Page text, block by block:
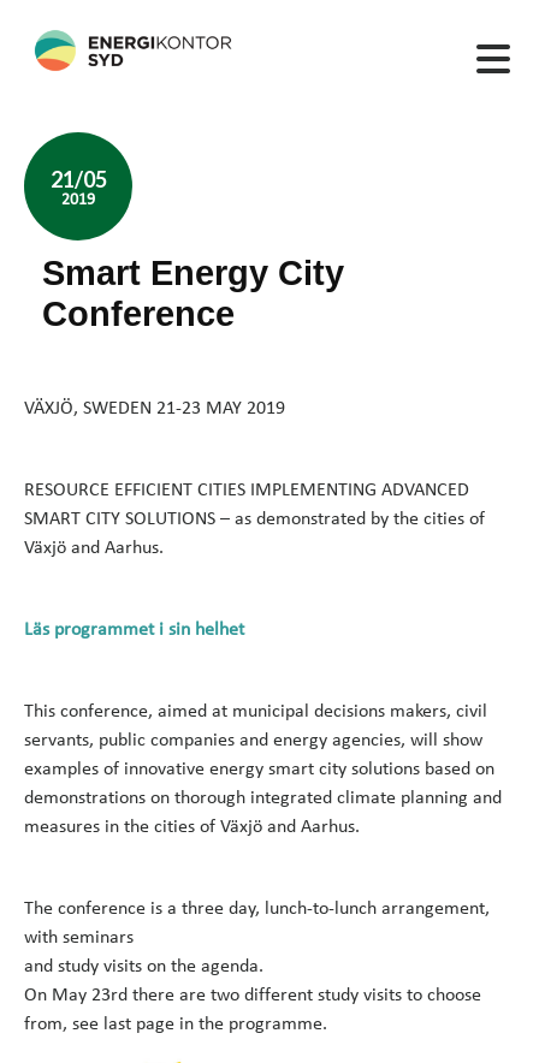
21/05
2019
Smart Energy City
Conference
VÄXJÖ, SWEDEN 21-23 MAY 2019
RESOURCE EFFICIENT CITIES IMPLEMENTING ADVANCED
SMART CITY SOLUTIONS – as demonstrated by the cities of
Växjö and Aarhus.
Läs programmet i sin helhet
This conference, aimed at municipal decisions makers, civil
servants, public companies and energy agencies, will show
examples of innovative energy smart city solutions based on
demonstrations on thorough integrated climate planning and
measures in the cities of Växjö and Aarhus.
The conference is a three day, lunch-to-lunch arrangement,
with seminars
and study visits on the agenda.
On May 23rd there are two different study visits to choose
from, see last page in the programme.